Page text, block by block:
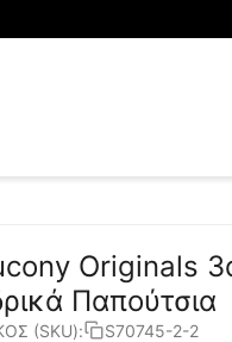
Originals
Παπούτσια
(SKU): S70745-2-2